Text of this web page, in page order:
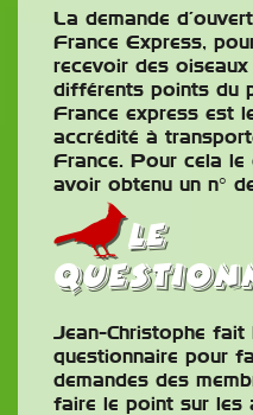
La demande
France Express,
recevoir des
différents points du
France express est
accrédité à
France. Pour cela le
avoir obtenu un n°
Le
Jean-Christophe fait
questionnaire pour
demandes des
faire le point sur les